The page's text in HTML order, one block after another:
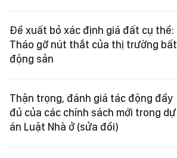
Đề xuất bỏ xác định giá đất cụ thể:
Tháo gỡ nút thắt của thị trường bất
động sản
Thận trọng, đánh giá tác động đầy
đủ của các chính sách mới trong dự
án Luật Nhà ở (sửa đổi)